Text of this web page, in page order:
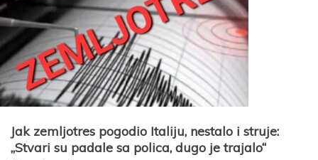
Jak zemljotres pogodio Italiju, nestalo i struje:
„Stvari su padale sa polica, dugo je trajalo“